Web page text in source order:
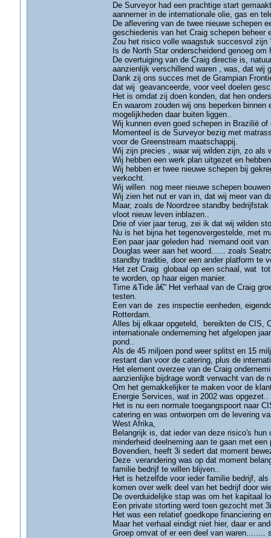
De Surveyor had een prachtige start
aannemer in de internationale olie, gas en
De aflevering van de twee nieuwe schepen
geschiedenis van het Craig schepen
Zou het risico volle waagstuk succesvol zijn
Is de North Star onderscheidend genoeg om
De overtuiging van de Craig directie is,
aanzienlijk verschillend waren , was, dat wij
Dank zij ons succes met de Grampian
dat wij geavanceerde, voor veel doelen
Het is omdat zij doen konden, dat hen
En waarom zouden wij ons beperken
mogelijkheden daar buiten liggen..
Wij kunnen even goed schepen in Brazilië
Momenteel is de Surveyor bezig met
voor de Greenstream maatschappij.
Wij zijn precies , waar wij wilden zijn, zo als
Wij hebben een werk plan uitgezet en
Wij hebben er twee nieuwe schepen bij
verkocht.
Wij willen nog meer nieuwe schepen
Wij zien het nut er van in, dat wij meer van
Maar, zoals de Noordzee standby
vloot nieuw leven inblazen..
Drie of vier jaar terug, zei ik dat wij wilden
Nu is het bijna het tegenovergestelde, met
Een paar jaar geleden had niemand ooit
Douglas weer aan het woord...... zoals
standby traditie, door een ander platform te
Het zet Craig globaal op een schaal, wat
te worden, op haar eigen manier.
Time &Tide â€“ Het verhaal van de Craig
testen.
Een van de zes inspectie eenheden,
Rotterdam.
Alles bij elkaar opgeteld, bereikten de CIS,
internationale onderneming het afgelopen
pond..
Als de 45 miljoen pond weer splitst en 15
restant dan voor de catering, plus de
Het element overzee van de Craig
aanzienlijke bijdrage wordt verwacht van de
Om het gemakkelijker te maken voor de
Energie Services, wat in 2002 was opgezet..
Het is nu een normale toegangspoort naar
catering en was ontworpen om de levering
West Afrika,
Belangrijk is, dat ieder van deze risico's
minderheid deelneming aan te gaan met
Bovendien, heeft 3i sedert dat moment
Deze verandering was op dat moment
familie bedrijf te willen blijven..
Het is hetzelfde voor ieder familie bedrijf,
komen over welk deel van het bedrijf door
De overduidelijke stap was om het kapitaal
Een private storting werd toen gezocht met
Het was een relatief goedkope financiering
Maar het verhaal eindigt niet hier, daar er
Groep omvat of er een deel van waren........